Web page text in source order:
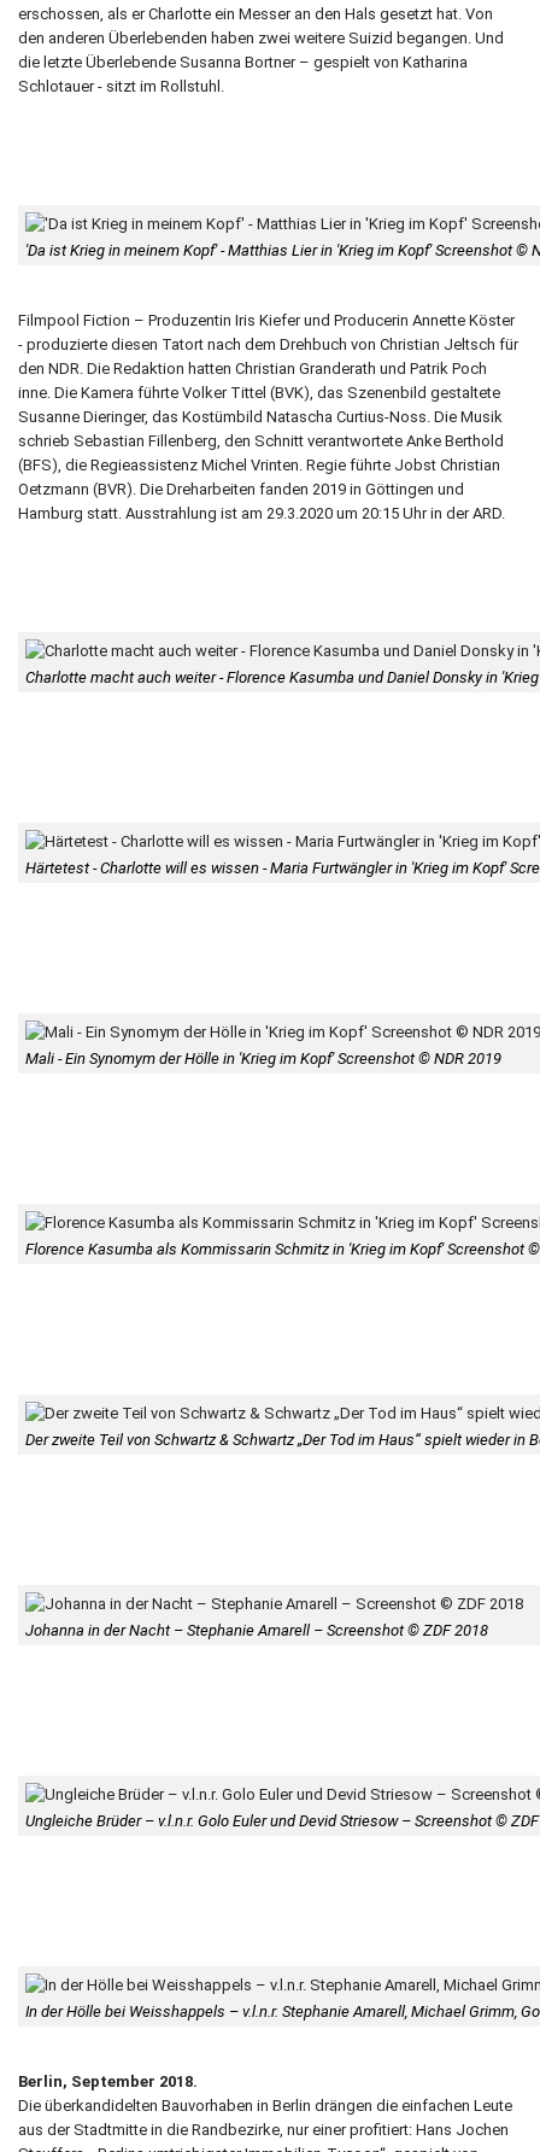
erschossen, als er Charlotte ein Messer an den Hals gesetzt hat. Von
den anderen Überlebenden haben zwei weitere Suizid begangen. Und
die letzte Überlebende Susanna Bortner – gespielt von Katharina
Schlotauer - sitzt im Rollstuhl.
'Da ist Krieg in meinem Kopf' - Matthias Lier in 'Krieg im Kopf' Screenshot ©
Filmpool Fiction – Produzentin Iris Kiefer und Producerin Annette Köster
- produzierte diesen Tatort nach dem Drehbuch von Christian Jeltsch für
den NDR. Die Redaktion hatten Christian Granderath und Patrik Poch
inne. Die Kamera führte Volker Tittel (BVK), das Szenenbild gestaltete
Susanne Dieringer, das Kostümbild Natascha Curtius-Noss. Die Musik
schrieb Sebastian Fillenberg, den Schnitt verantwortete Anke Berthold
(BFS), die Regieassistenz Michel Vrinten. Regie führte Jobst Christian
Oetzmann (BVR). Die Dreharbeiten fanden 2019 in Göttingen und
Hamburg statt. Ausstrahlung ist am 29.3.2020 um 20:15 Uhr in der ARD.
Charlotte macht auch weiter - Florence Kasumba und Daniel Donsky in
Härtetest - Charlotte will es wissen - Maria Furtwängler in 'Krieg im Kopf'
Mali - Ein Synomym der Hölle in 'Krieg im Kopf' Screenshot © NDR 2019
Florence Kasumba als Kommissarin Schmitz in 'Krieg im Kopf' Screenshot
Der zweite Teil von Schwartz & Schwartz „Der Tod im Haus“ spielt wieder
Johanna in der Nacht – Stephanie Amarell – Screenshot © ZDF 2018
Ungleiche Brüder – v.l.n.r. Golo Euler und Devid Striesow – Screenshot ©
In der Hölle bei Weisshappels – v.l.n.r. Stephanie Amarell, Michael Grimm,
Berlin, September 2018.
Die überkandidelten Bauvorhaben in Berlin drängen die einfachen Leute
aus der Stadtmitte in die Randbezirke, nur einer profitiert: Hans Jochen